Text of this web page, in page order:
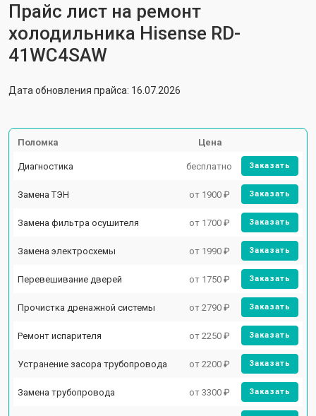
Прайс лист на ремонт
холодильника Hisense RD-
41WC4SAW
Дата обновления прайса: 16.07.2026
Поломка Цена
Диагностика бесплатно Заказать
Замена ТЭН от 1900 ₽ Заказать
Замена фильтра осушителя от 1700 ₽ Заказать
Замена электросхемы от 1990 ₽ Заказать
Перевешивание дверей от 1750 ₽ Заказать
Прочистка дренажной системы от 2790 ₽ Заказать
Ремонт испарителя от 2250 ₽ Заказать
Устранение засора трубопровода от 2200 ₽ Заказать
Замена трубопровода от 3300 ₽ Заказать